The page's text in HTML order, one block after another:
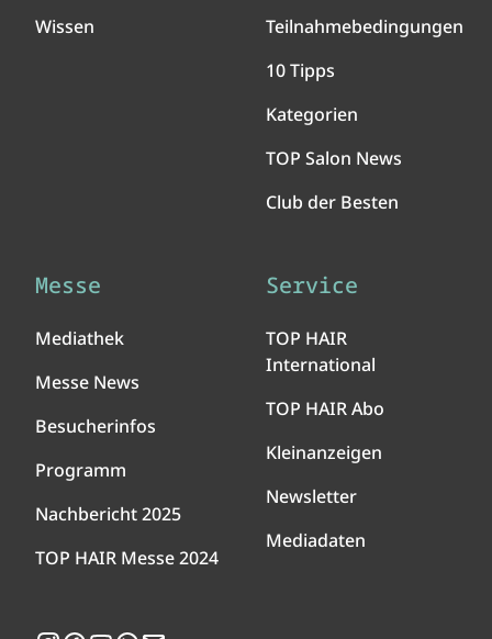
Wissen
Teilnahmebedingungen
10 Tipps
Kategorien
TOP Salon News
Club der Besten
Messe
Mediathek
Messe News
Besucherinfos
Programm
Nachbericht 2025
TOP HAIR Messe 2024
Service
TOP HAIR
International
TOP HAIR Abo
Kleinanzeigen
Newsletter
Mediadaten